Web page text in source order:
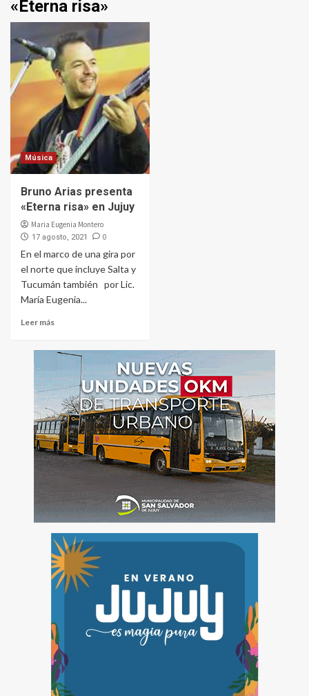
«Eterna risa»
Música
Bruno Arias presenta
«Eterna risa» en Jujuy
Maria Eugenia Montero
17 agosto, 2021 0
En el marco de una gira por
el norte que incluye Salta y
Tucumán también por Lic.
María Eugenia...
Leer más